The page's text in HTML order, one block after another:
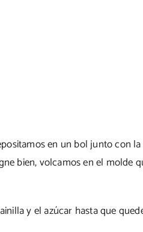
en un bol junto con
bien, volcamos en el molde
y el azúcar hasta que